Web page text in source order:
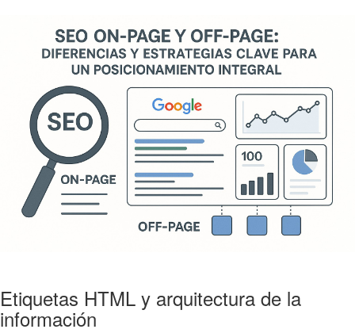
Etiquetas HTML y arquitectura de la
información